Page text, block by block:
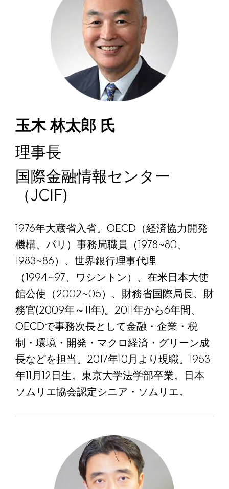
玉木 林太郎 氏
理事長
国際金融情報センター
（JCIF)
1976年大蔵省入省。OECD（経済協力開発
機構、パリ）事務局職員（1978~80、
1983~86）、世界銀行理事代理
（1994~97、ワシントン）、在米日本大使
館公使（2002~05）、財務省国際局長、財
務官(2009年～11年)。2011年から6年間、
OECDで事務次長として金融・企業・税
制・環境・開発・マクロ経済・グリーン成
長などを担当。2017年10月より現職。1953
年11月12日生。東京大学法学部卒業。日本
ソムリエ協会認定シニア・ソムリエ。